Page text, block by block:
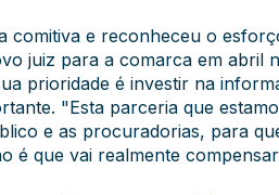
comitiva e reconheceu o
juiz para a comarca em abril
prioridade é investir na
"Esta parceria que
e as procuradorias, para
é que vai realmente